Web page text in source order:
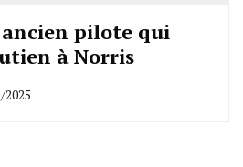
pilote qui
à Norris
2025